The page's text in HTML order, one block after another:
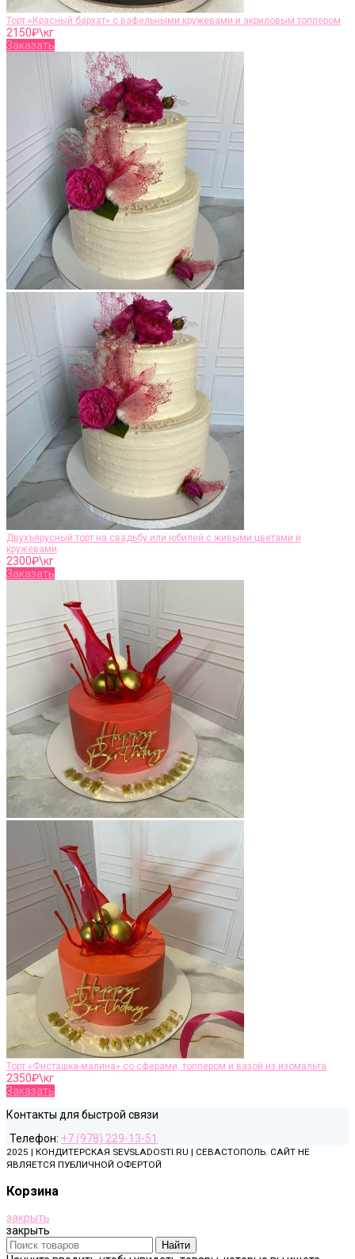
Торт «Красный бархат» с вафельными кружевами и акриловым топпером
2150₽\кг
Заказать
Двухъярусный торт на свадьбу или юбилей с живыми цветами и
кружевами
2300₽\кг
Заказать
Торт «Фисташка-малина» со сферами, топпером и вазой из изомальта
2350₽\кг
Заказать
Контакты для быстрой связи
Телефон: +7 (978) 229-13-51
2025 | КОНДИТЕРСКАЯ SEVSLADOSTI.RU | СЕВАСТОПОЛЬ. САЙТ НЕ
ЯВЛЯЕТСЯ ПУБЛИЧНОЙ ОФЕРТОЙ
Корзина
закрыть
закрыть
Найти